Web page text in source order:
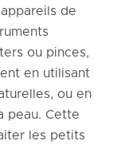
de
ou pinces,
en utilisant
ou en
peau. Cette
les petits